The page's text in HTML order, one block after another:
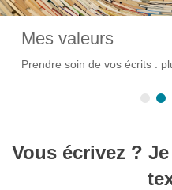
Mes valeurs
Prendre soin de vos écrits :
Vous écrivez ?